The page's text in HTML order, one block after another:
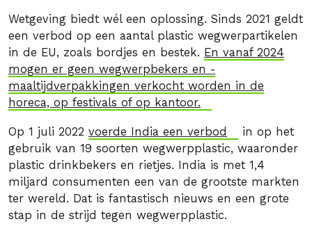
Wetgeving biedt wél een oplossing. Sinds 2021 geldt
een verbod op een aantal plastic wegwerpartikelen
in de EU, zoals bordjes en bestek. En vanaf 2024
mogen er geen wegwerpbekers en -
maaltijdverpakkingen verkocht worden in de
horeca, op festivals of op kantoor.
Op 1 juli 2022 voerde India een verbod
in op het
gebruik van 19 soorten wegwerpplastic, waaronder
plastic drinkbekers en rietjes. India is met 1,4
miljard consumenten een van de grootste markten
ter wereld. Dat is fantastisch nieuws en een grote
stap in de strijd tegen wegwerpplastic.